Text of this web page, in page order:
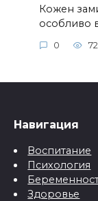
Кожен
особливо
0
Навигация
Воспитание
Психология
Здоровье